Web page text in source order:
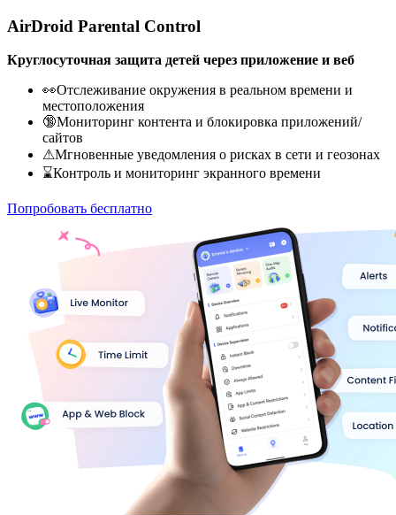
AirDroid Parental Control
Круглосуточная защита детей через приложение и веб
👀Отслеживание окружения в реальном времени и
местоположения
🔞Мониторинг контента и блокировка приложений/
сайтов
⚠Мгновенные уведомления о рисках в сети и геозонах
⌛Контроль и мониторинг экранного времени
Попробовать бесплатно